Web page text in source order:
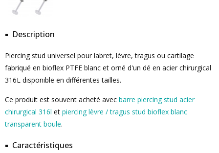
Description
Piercing stud universel pour labret, lèvre, tragus ou cartilage
fabriqué en bioflex PTFE blanc et orné d'un dé en acier chirurgical
316L disponible en différentes tailles.
Ce produit est souvent acheté avec barre piercing stud acier
chirurgical 316l et piercing lèvre / tragus stud bioflex blanc
transparent boule.
Caractéristiques